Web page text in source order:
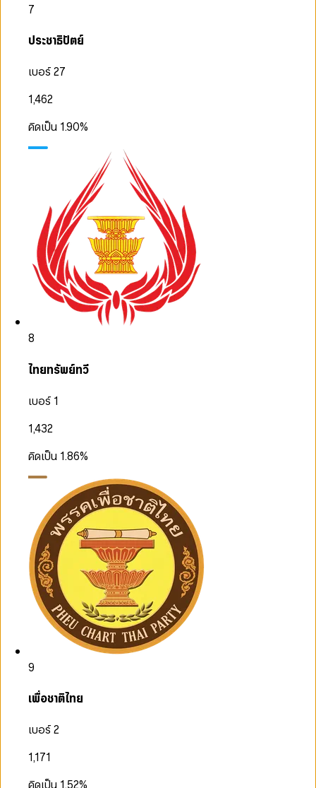
7
ประชาธิปัตย์
เบอร์ 27
1,462
คิดเป็น 1.90%
8
ไทยทรัพย์ทวี
เบอร์ 1
1,432
คิดเป็น 1.86%
9
เพื่อชาติไทย
เบอร์ 2
1,171